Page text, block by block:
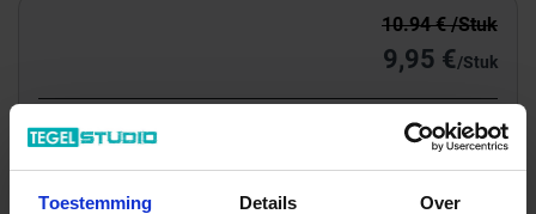
Toestemming Details Over
10.94 € /Stuk
9,95 €/Stuk
Totale prijs / geleverde hoeveelheid
9,95 €